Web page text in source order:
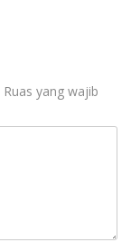
Ruas yang wajib